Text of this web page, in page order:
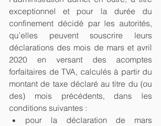
exceptionnel et pour la durée du
confinement décidé par les autorités,
qu’elles peuvent souscrire leurs
déclarations des mois de mars et avril
2020 en versant des acomptes
forfaitaires de TVA, calculés à partir du
montant de taxe déclaré au titre du (ou
des) mois précédents, dans les
conditions suivantes :
pour la déclaration de mars